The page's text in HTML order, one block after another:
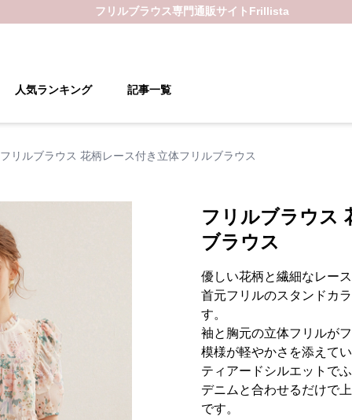
フリルブラウス専門通販サイト Frillista
人気ランキング 記事一覧
フリルブラウス 花柄レース付き立体フリルブラウス
フリルブラウス
ブラウス
優しい花柄と繊細なレー
首元フリルのスタンドカ
す。
袖と胸元の立体フリルが
模様が軽やかさを添えてい
ティアードシルエットで
デニムと合わせるだけで
です。